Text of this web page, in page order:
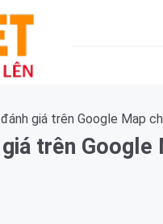
giá trên Google Map
trên